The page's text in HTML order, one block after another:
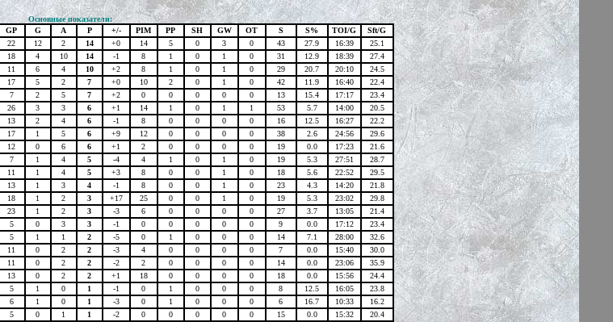
Основные показатели:
GP G A P +/- PIM PP SH GW OT S S% TOI/G
Sft/G
22 12 2 14 +0 14 5 0 3 0 43 27.9 16:39
25.1
18 4 10 14 -1 8 1 0 1 0 31 12.9 18:39
27.4
11 6 4 10 +2 8 1 0 1 0 29 20.7 20:10
24.5
17 5 2 7 +0 10 2 0 1 0 42 11.9 16:40
22.4
7 2 5 7 +2 0 0 0 0 0 13 15.4 17:17
23.4
26 3 3 6 +1 14 1 0 1 1 53 5.7 14:00
20.5
13 2 4 6 -1 8 0 0 0 0 16 12.5 16:27
22.2
17 1 5 6 +9 12 0 0 0 0 38 2.6 24:56
29.6
12 0 6 6 +1 2 0 0 0 0 19 0.0 17:23
21.6
7 1 4 5 -4 4 1 0 1 0 19 5.3 27:51
28.7
11 1 4 5 +3 8 0 0 1 0 18 5.6 22:52
29.5
13 1 3 4 -1 8 0 0 1 0 23 4.3 14:20
21.8
18 1 2 3 +17 25 0 0 1 0 19 5.3 23:02
29.8
23 1 2 3 -3 6 0 0 0 0 27 3.7 13:05
21.4
5 0 3 3 -1 0 0 0 0 0 9 0.0 17:12
23.4
5 1 1 2 -5 0 1 0 0 0 14 7.1 28:00
32.6
11 0 2 2 -3 4 0 0 0 0 7 0.0 15:40
30.0
11 0 2 2 -2 2 0 0 0 0 14 0.0 23:06
35.9
13 0 2 2 +1 18 0 0 0 0 18 0.0 15:56
24.4
5 1 0 1 -1 0 1 0 0 0 8 12.5 16:05
23.8
6 1 0 1 -3 0 1 0 0 0 6 16.7 10:33
16.2
5 0 1 1 -2 0 0 0 0 0 15 0.0 15:32
20.4